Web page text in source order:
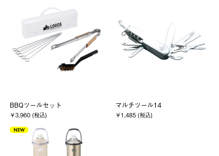
BBQツールセット
￥3,960 (税込)
マルチツール14
￥1,485 (税込)
NEW